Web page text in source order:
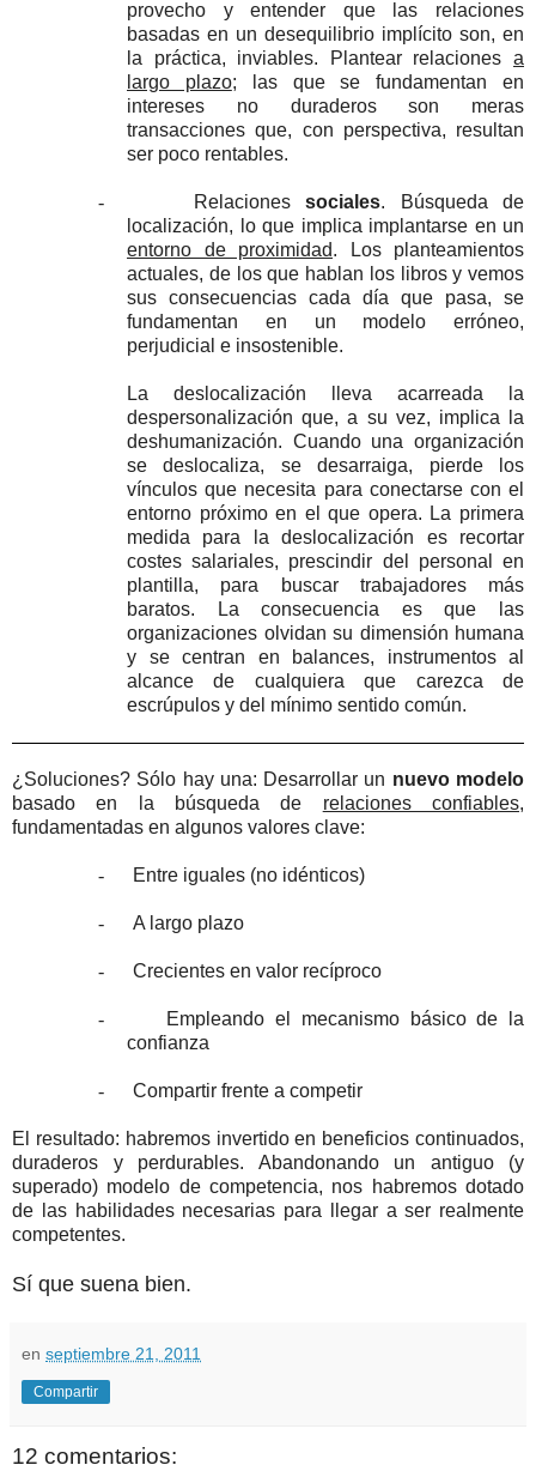
provecho y entender que las relaciones
basadas en un desequilibrio implícito son, en
la práctica, inviables. Plantear relaciones a
largo plazo; las que se fundamentan en
intereses no duraderos son meras
transacciones que, con perspectiva, resultan
ser poco rentables.
- Relacionessociales. Búsqueda de
localización, lo que implica implantarse en un
entorno de proximidad. Los planteamientos
actuales, de los que hablan los libros y vemos
sus consecuencias cada día que pasa, se
fundamentan en un modelo erróneo,
perjudicial e insostenible.
La deslocalización lleva acarreada la
despersonalización que, a su vez, implica la
deshumanización. Cuando una organización
se deslocaliza, se desarraiga, pierde los
vínculos que necesita para conectarse con el
entorno próximo en el que opera. La primera
medida para la deslocalización es recortar
costes salariales, prescindir del personal en
plantilla, para buscar trabajadores más
baratos. La consecuencia es que las
organizaciones olvidan su dimensión humana
y se centran en balances, instrumentos al
alcance de cualquiera que carezca de
escrúpulos y del mínimo sentido común.
¿Soluciones? Sólo hay una: Desarrollar un nuevo modelo
basado en la búsqueda de relaciones confiables,
fundamentadas en algunos valores clave:
- Entre iguales (no idénticos)
- A largo plazo
- Crecientes en valor recíproco
-
Empleando el mecanismo básico de la
confianza
- Compartir frente a competir
El resultado: habremos invertido en beneficios continuados,
duraderos y perdurables. Abandonando un antiguo (y
superado) modelo de competencia, nos habremos dotado
de las habilidades necesarias para llegar a ser realmente
competentes.
Sí que suena bien.
en septiembre 21, 2011
Compartir
12 comentarios: